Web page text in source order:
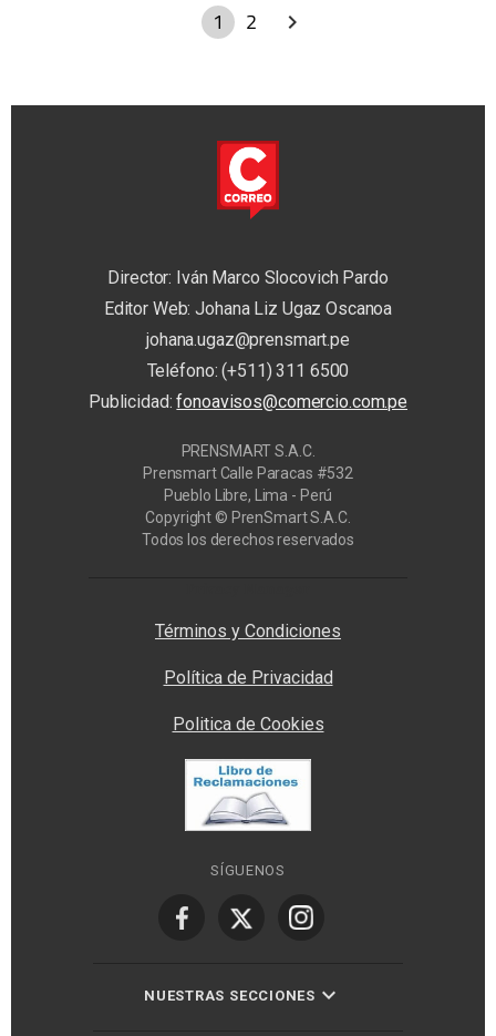
1 2
Director: Iván Marco Slocovich Pardo
Editor Web: Johana Liz Ugaz Oscanoa
johana.ugaz@prensmart.pe
Teléfono: (+511) 311 6500
Publicidad:fonoavisos@comercio.com.pe
PRENSMART S.A.C.
Prensmart Calle Paracas #532
Pueblo Libre, Lima - Perú
Copyright © PrenSmart S.A.C.
Todos los derechos reservados
Términos y Condiciones
Política de Privacidad
Politica de Cookies
SÍGUENOS
NUESTRAS SECCIONES